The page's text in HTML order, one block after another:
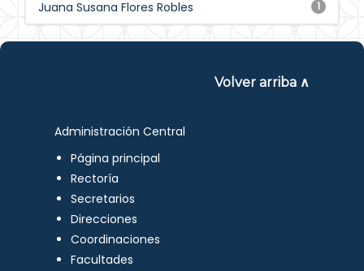
1
Juana Susana Flores Robles
Volver arriba ∧
Administración Central
Página principal
Rectoría
Secretarios
Direcciones
Coordinaciones
Facultades